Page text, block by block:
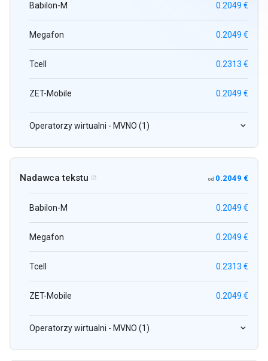
Babilon-M 0.2049 €
Megafon 0.2049 €
Tcell 0.2313 €
ZET-Mobile 0.2049 €
Operatorzy wirtualni - MVNO (1)
Nadawca tekstu  od 0.2049 €
Babilon-M 0.2049 €
Megafon 0.2049 €
Tcell 0.2313 €
ZET-Mobile 0.2049 €
Operatorzy wirtualni - MVNO (1)